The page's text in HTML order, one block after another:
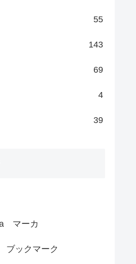
55
143
69
4
39
マーカ
ックマーク